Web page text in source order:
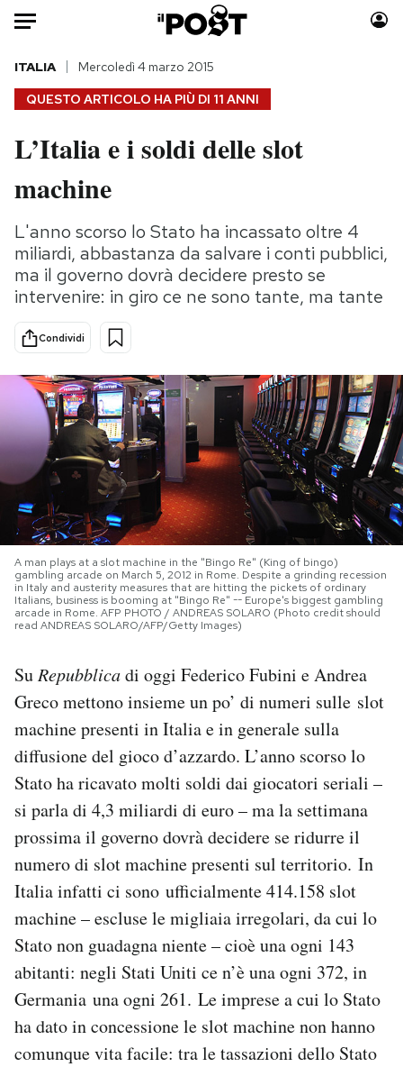
Auto
HOME
Italia
Politica
Tecnologia
Internet
Scienza
Cultura
Economia
Moda
Storie/Idee
Ok Boomer!
Media
Europa
PODCAST
NEWSLETTER
I MIEI PREFERITI
SHOP
CALENDARIO
AREA PERSONALE
Area Personale
Notifiche mobile
Regala il Post
Hai bisogno di aiuto?
Esci
QUESTO ARTICOLO HA PIÙ DI 11 ANNI
ITALIA Mercoledì 4 marzo 2015
L’Italia e i soldi delle slot
machine
L'anno scorso lo Stato ha incassato oltre 4
miliardi, abbastanza da salvare i conti pubblici,
ma il governo dovrà decidere presto se
intervenire: in giro ce ne sono tante, ma tante
Condividi
A man plays at a slot machine in the "Bingo Re" (King of bingo)
gambling arcade on March 5, 2012 in Rome. Despite a grinding recession
in Italy and austerity measures that are hitting the pickets of ordinary
Italians, business is booming at "Bingo Re" -- Europe's biggest gambling
arcade in Rome. AFP PHOTO / ANDREAS SOLARO (Photo credit should
read ANDREAS SOLARO/AFP/Getty Images)
SuRepubblicadi oggi Federico Fubini e Andrea
Greco mettono insieme un po’ di numeri sulle slot
machine presenti in Italia e in generale sulla
diffusione del gioco d’azzardo. L’anno scorso lo
Stato ha ricavato molti soldi dai giocatori seriali –
si parla di 4,3 miliardi di euro – ma la settimana
prossima il governo dovrà decidere se ridurre il
numero di slot machine presenti sul territorio. In
Italia infatti ci sono ufficialmente 414.158 slot
machine – escluse le migliaia irregolari, da cui lo
Stato non guadagna niente – cioè una ogni 143
abitanti: negli Stati Uniti ce n’è una ogni 372, in
Germania una ogni 261. Le imprese a cui lo Stato
ha dato in concessione le slot machine non hanno
comunque vita facile: tra le tassazioni dello Stato